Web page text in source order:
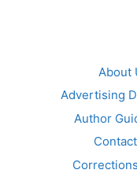
About
Advertising
Author